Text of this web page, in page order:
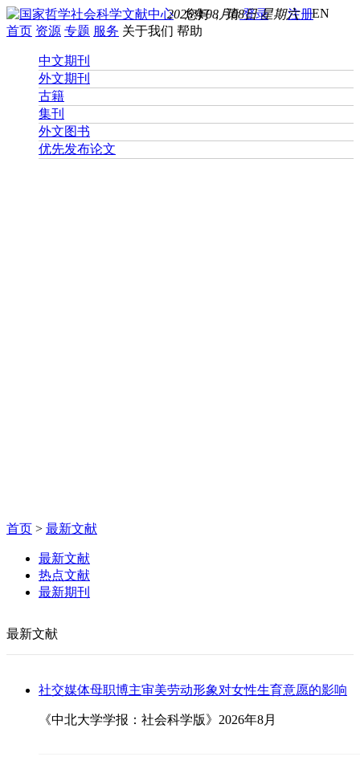
您好， 请登录 注册EN
2026年08月08日 星期六
首页 资源 专题 服务 关于我们 帮助
中文期刊
外文期刊
古籍
集刊
外文图书
优先发布论文
首页 > 最新文献
最新文献
热点文献
最新期刊
最新文献
社交媒体母职博主审美劳动形象对女性生育意愿的影响
《中北大学学报：社会科学版》2026年8月